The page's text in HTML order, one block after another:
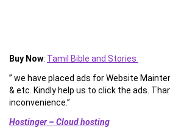
Buy Now: Tamil Bible and Stories
” we have placed ads for Website
& etc. Kindly help us to click the ads.
inconvenience.”
Hostinger – Cloud hosting